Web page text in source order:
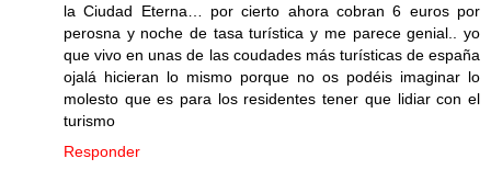
la Ciudad Eterna… por cierto ahora cobran 6 euros por
perosna y noche de tasa turística y me parece genial.. yo
que vivo en unas de las coudades más turísticas de españa
ojalá hicieran lo mismo porque no os podéis imaginar lo
molesto que es para los residentes tener que lidiar con el
turismo
Responder